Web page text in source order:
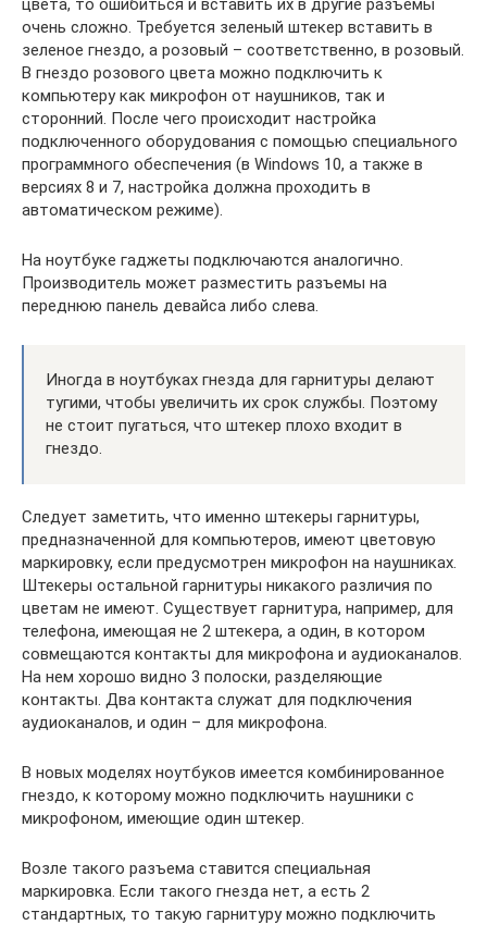
цвета, то ошибиться и вставить их в другие разъемы
очень сложно. Требуется зеленый штекер вставить в
зеленое гнездо, а розовый – соответственно, в розовый.
В гнездо розового цвета можно подключить к
компьютеру как микрофон от наушников, так и
сторонний. После чего происходит настройка
подключенного оборудования с помощью специального
программного обеспечения (в Windows 10, а также в
версиях 8 и 7, настройка должна проходить в
автоматическом режиме).
На ноутбуке гаджеты подключаются аналогично.
Производитель может разместить разъемы на
переднюю панель девайса либо слева.
Иногда в ноутбуках гнезда для гарнитуры делают
тугими, чтобы увеличить их срок службы. Поэтому
не стоит пугаться, что штекер плохо входит в
гнездо.
Следует заметить, что именно штекеры гарнитуры,
предназначенной для компьютеров, имеют цветовую
маркировку, если предусмотрен микрофон на наушниках.
Штекеры остальной гарнитуры никакого различия по
цветам не имеют. Существует гарнитура, например, для
телефона, имеющая не 2 штекера, а один, в котором
совмещаются контакты для микрофона и аудиоканалов.
На нем хорошо видно 3 полоски, разделяющие
контакты. Два контакта служат для подключения
аудиоканалов, и один – для микрофона.
В новых моделях ноутбуков имеется комбинированное
гнездо, к которому можно подключить наушники с
микрофоном, имеющие один штекер.
Возле такого разъема ставится специальная
маркировка. Если такого гнезда нет, а есть 2
стандартных, то такую гарнитуру можно подключить